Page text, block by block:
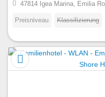
47814 Igea Marina, Emilia
Preisniveau Klassifizierung